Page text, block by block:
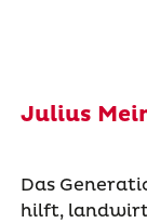
Julius
Das
hilft,